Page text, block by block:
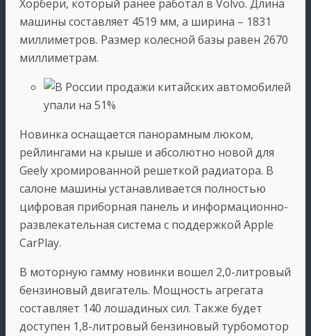
Хорбери, который ранее работал в Volvo. Длина
машины составляет 4519 мм, а ширина – 1831
миллиметров. Размер колесной базы равен 2670
миллиметрам.
В России продажи китайских автомобилей
упали на 51%
Новинка оснащается панорамным люком,
рейлингами на крыше и абсолютно новой для
Geely хромированной решеткой радиатора. В
салоне машины устанавливается полностью
цифровая приборная панель и информационно-
развлекательная система с поддержкой Apple
CarPlay.
В моторную гамму новинки вошел 2,0-литровый
бензиновый двигатель. Мощность агрегата
составляет 140 лошадиных сил. Также будет
доступен 1,8-литровый бензиновый турбомотор